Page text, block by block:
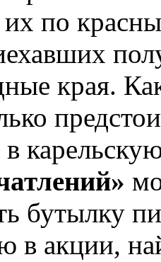
по
края.
в
бутылку
в акции,